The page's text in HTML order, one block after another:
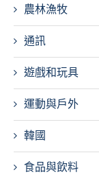
農林漁牧
通訊
遊戲和玩具
運動與戶外
韓國
食品與飲料